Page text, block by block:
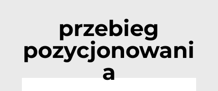
przebieg
pozycjonowani
a